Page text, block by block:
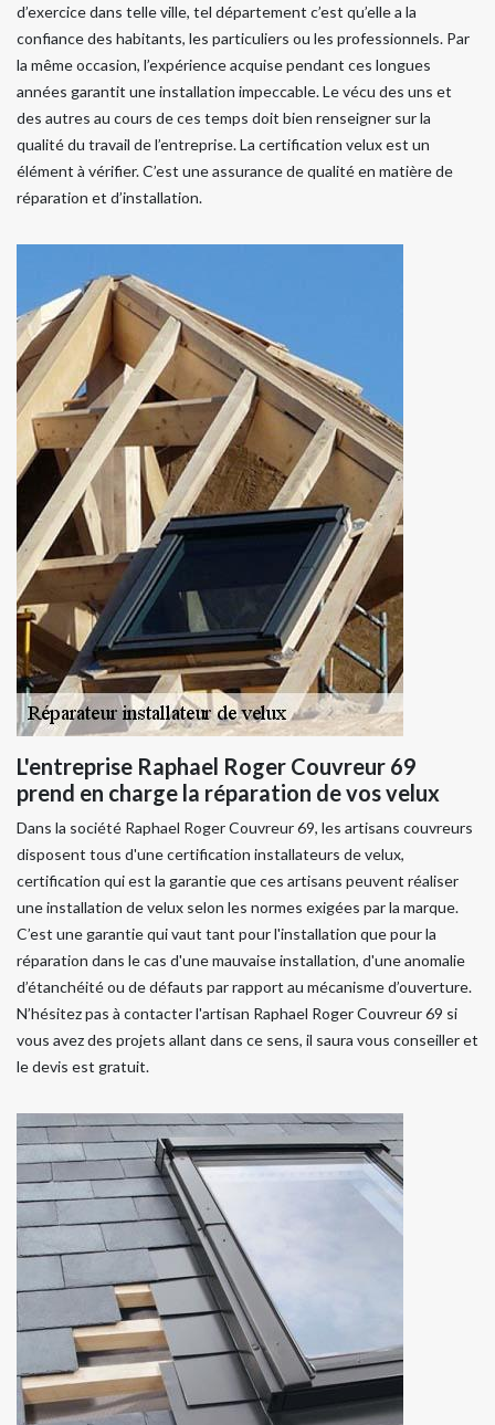
d’exercice dans telle ville, tel département c’est qu’elle a la
confiance des habitants, les particuliers ou les professionnels. Par
la même occasion, l’expérience acquise pendant ces longues
années garantit une installation impeccable. Le vécu des uns et
des autres au cours de ces temps doit bien renseigner sur la
qualité du travail de l’entreprise. La certification velux est un
élément à vérifier. C’est une assurance de qualité en matière de
réparation et d’installation.
L'entreprise Raphael Roger Couvreur 69
prend en charge la réparation de vos velux
Dans la société Raphael Roger Couvreur 69, les artisans couvreurs
disposent tous d'une certification installateurs de velux,
certification qui est la garantie que ces artisans peuvent réaliser
une installation de velux selon les normes exigées par la marque.
C’est une garantie qui vaut tant pour l'installation que pour la
réparation dans le cas d'une mauvaise installation, d'une anomalie
d’étanchéité ou de défauts par rapport au mécanisme d’ouverture.
N’hésitez pas à contacter l'artisan Raphael Roger Couvreur 69 si
vous avez des projets allant dans ce sens, il saura vous conseiller et
le devis est gratuit.